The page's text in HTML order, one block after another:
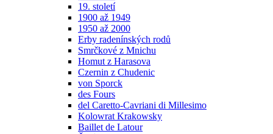
19. století
1900 až 1949
1950 až 2000
Erby radenínských rodů
Smrčkové z Mnichu
Homut z Harasova
Czernin z Chudenic
von Sporck
des Fours
del Caretto-Cavriani di Millesimo
Kolowrat Krakowsky
Baillet de Latour